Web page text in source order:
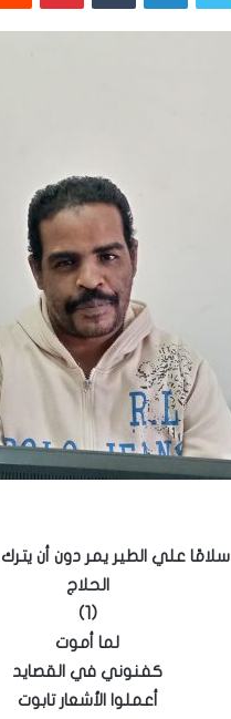
سلامًا علي الطير يمر دون أن يترك
الحلاج
(1)
لما أموت
كفنوني في القصايد
أعملوا الأشعار تابوت